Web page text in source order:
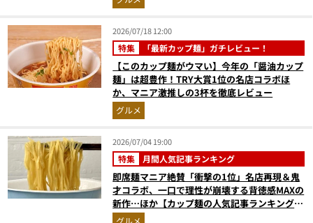
2026/07/18 12:00
特集 「最新カップ麺」ガチレビュー！
【このカップ麺がウマい】今年の「醤油カップ
麺」は超豊作！TRY大賞1位の名店コラボほ
か、マニア激推しの3杯を徹底レビュー
グルメ
2026/07/04 19:00
特集 月間人気記事ランキング
即席麺マニア絶賛「衝撃の1位」名店再現＆鬼
才コラボ、一口で理性が崩壊する背徳感MAXの
新作…ほか【カップ麺の人気記事ランキングベ
スト3】（2026年5月版）